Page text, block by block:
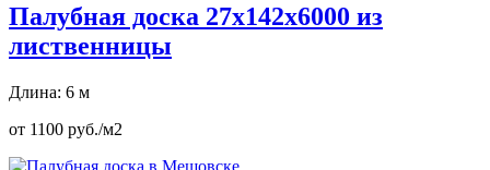
Палубная доска 27х142х6000 из
лиственницы
Длина: 6 м
от 1100 руб./м2